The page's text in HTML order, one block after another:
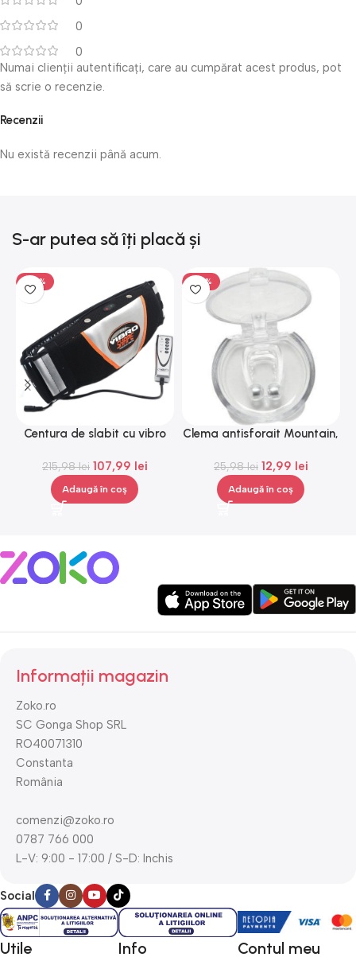
0
0
Recenzii
Nu există recenzii până acum.
Numai clienții autentificați, care au cumpărat acest produs, pot
să scrie o recenzie.
S-ar putea să îți placă și
-50%
Centura de slabit cu vibro
telecomanda, negru
215,98lei 107,99 lei
Adaugă în coș
-50%
Clema antisforait Mountain,
25,98lei 12,99 lei
Adaugă în coș
Informații magazin
Zoko.ro
SC Gonga Shop SRL
RO40071310
Constanta
România
comenzi@zoko.ro
0787 766 000
L-V: 9:00 - 17:00 / S-D: Inchis
Social
Utile Info Contul meu